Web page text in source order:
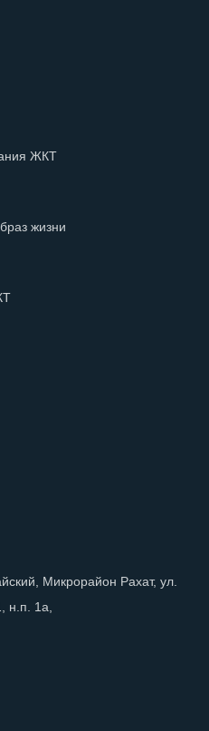
ЖКТ
жизни
Микрорайон Рахат, ул.
н.п. 1а,